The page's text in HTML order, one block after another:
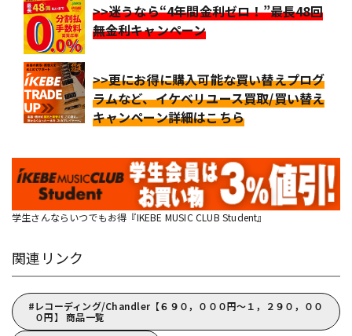
>>迷うなら“4年間金利ゼロ！”最長48回
無金利キャンペーン
>>更にお得に購入可能な買い替えプログ
ラムなど、イケベリユース買取/買い替え
キャンペーン詳細はこちら
学生さんならいつでもお得『IKEBE MUSIC CLUB Student』
関連リンク
レコーディング/Chandler【６９０，０００円～１，２９０，００
０円】 商品一覧